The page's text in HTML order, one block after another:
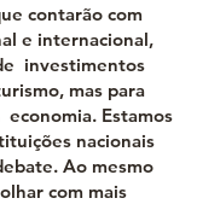
contarão com
e internacional,
investimentos
mas para
Estamos
nacionais
Ao mesmo
com mais